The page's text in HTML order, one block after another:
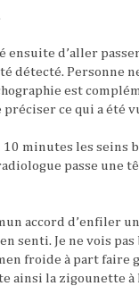
ensuite d’aller
détecté. Personne
est
ce qui a été
10 minutes les seins
passe une
accord d’enfiler
senti. Je ne vois
froide à part faire
ainsi la zigounette à